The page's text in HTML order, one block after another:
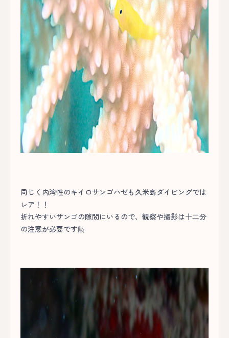
同じく内湾性のキイロサンゴハゼも久米島ダイビングでは
レア！！
折れやすいサンゴの隙間にいるので、観察や撮影は十二分
の注意が必要です🙋